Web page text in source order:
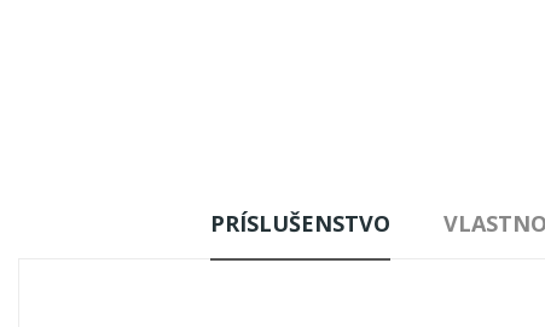
PRÍSLUŠENSTVO